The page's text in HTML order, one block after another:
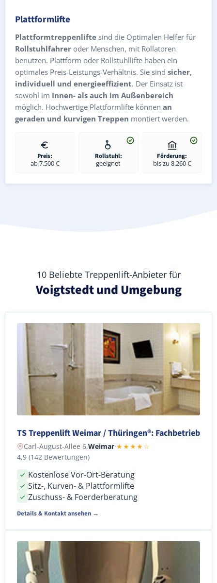
Plattformlifte
Plattformtreppenlifte sind die Optimalen Helfer für
Rollstuhlfahrer oder Menschen, mit Rollatoren
benutzen. Plattform oder Rollstuhllifte haben ein
optimales Preis-Leistungs-Verhältnis. Sie sind sicher,
individuell und energieeffizient. Der Einsatz ist
sowohl im Innen- als auch im Außenbereich
möglich. Hochwertige Plattformlifte können an
geraden und kurvigen Treppen montiert werden.
Preis:
ab 7.500 €
Rollstuhl:
geeignet
Förderung:
bis zu 8.260 €
10 Beliebte Treppenlift-Anbieter für
Voigtstedt und Umgebung
TS Treppenlift Weimar / Thüringen®: Fachbetrieb
Carl-August-Allee 6,Weimar·★★★★☆
4,9 (142 Bewertungen)
Kostenlose Vor-Ort-Beratung
Sitz-, Kurven- & Plattformlifte
Zuschuss- & Foerderberatung
Details & Kontakt ansehen →